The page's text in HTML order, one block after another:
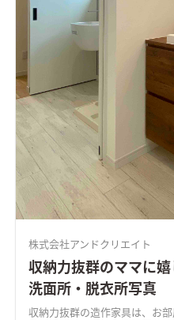
株式会社アンドクリエイト
収納力抜群のママに
洗面所・脱衣所写真
収納力抜群の造作家具は、お